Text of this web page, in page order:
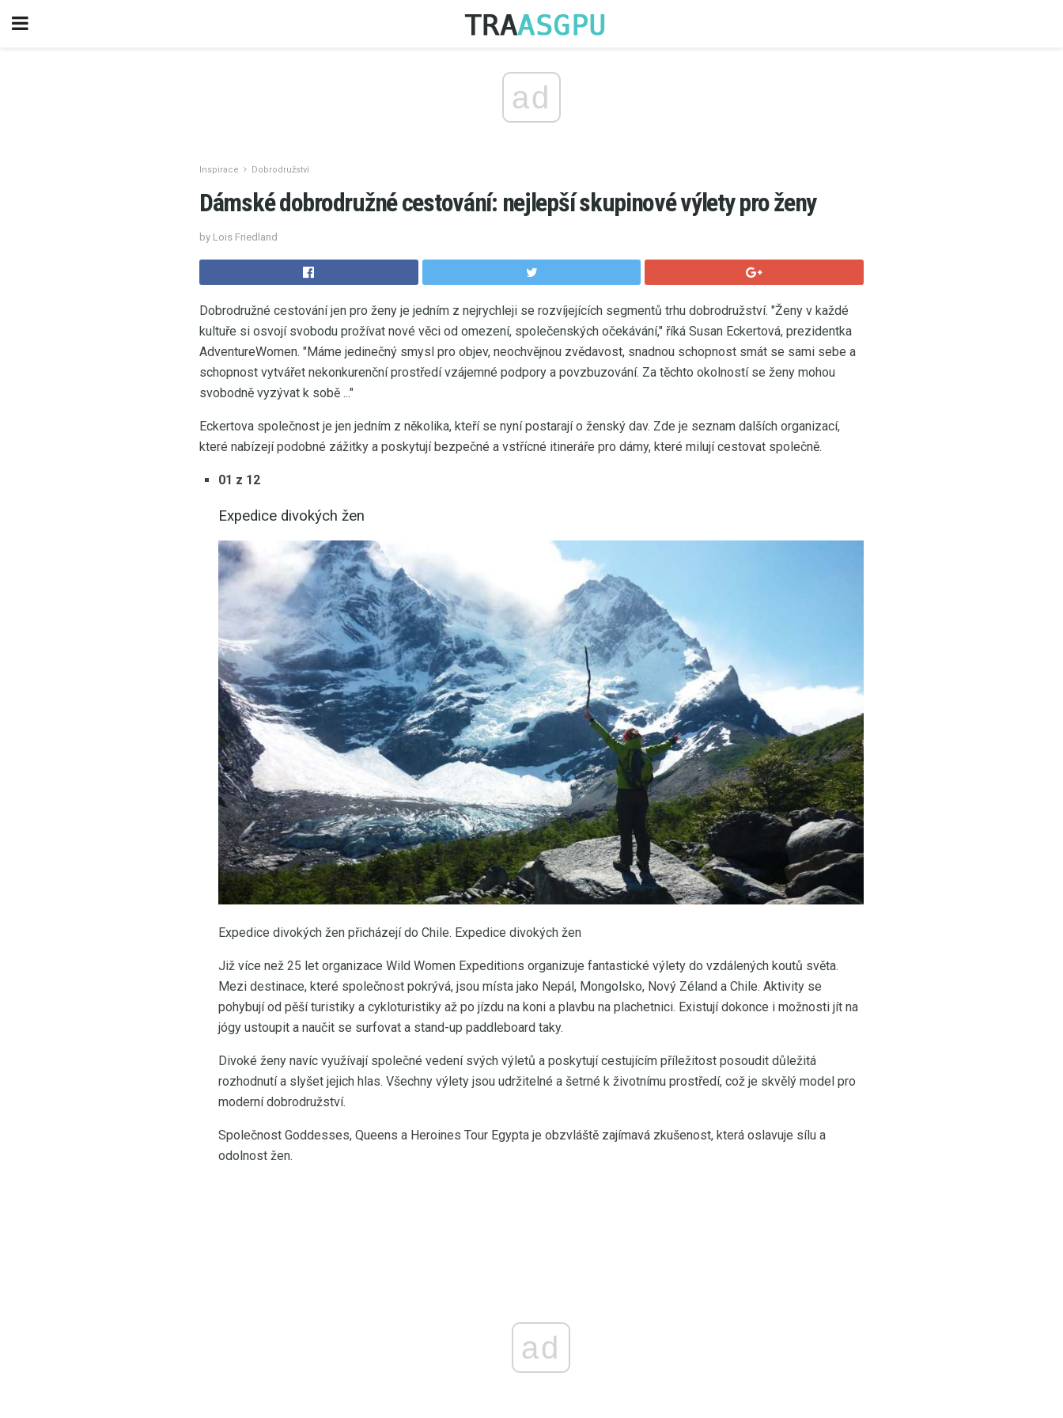
ad
Inspirace Dobrodružství
Dámské dobrodružné cestování: nejlepší skupinové výlety pro ženy
by Lois Friedland
Dobrodružné cestování jen pro ženy je jedním z nejrychleji se rozvíjejících segmentů trhu dobrodružství. "Ženy v každé
kultuře si osvojí svobodu prožívat nové věci od omezení, společenských očekávání," říká Susan Eckertová, prezidentka
AdventureWomen. "Máme jedinečný smysl pro objev, neochvějnou zvědavost, snadnou schopnost smát se sami sebe a
schopnost vytvářet nekonkurenční prostředí vzájemné podpory a povzbuzování. Za těchto okolností se ženy mohou
svobodně vyzývat k sobě ..."
Eckertova společnost je jen jedním z několika, kteří se nyní postarají o ženský dav. Zde je seznam dalších organizací,
které nabízejí podobné zážitky a poskytují bezpečné a vstřícné itineráře pro dámy, které milují cestovat společně.
01 z 12
Expedice divokých žen
Expedice divokých žen přicházejí do Chile. Expedice divokých žen
Již více než 25 let organizace Wild Women Expeditions organizuje fantastické výlety do vzdálených koutů světa.
Mezi destinace, které společnost pokrývá, jsou místa jako Nepál, Mongolsko, Nový Zéland a Chile. Aktivity se
pohybují od pěší turistiky a cykloturistiky až po jízdu na koni a plavbu na plachetnici. Existují dokonce i možnosti jít na
jógy ustoupit a naučit se surfovat a stand-up paddleboard taky.
Divoké ženy navíc využívají společné vedení svých výletů a poskytují cestujícím příležitost posoudit důležitá
rozhodnutí a slyšet jejich hlas. Všechny výlety jsou udržitelné a šetrné k životnímu prostředí, což je skvělý model pro
moderní dobrodružství.
Společnost Goddesses, Queens a Heroines Tour Egypta je obzvláště zajímavá zkušenost, která oslavuje sílu a
odolnost žen.
ad